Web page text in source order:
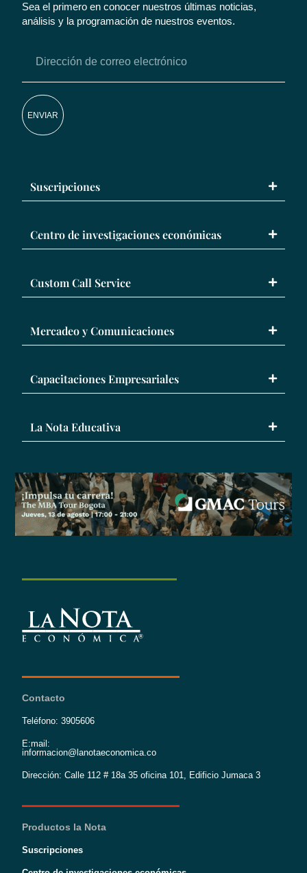
Sea el primero en conocer nuestros últimas noticias,
análisis y la programación de nuestros eventos.
ENVIAR
Suscripciones
Centro de investigaciones económicas
Custom Call Service
Mercadeo y Comunicaciones
Capacitaciones Empresariales
La Nota Educativa
Contacto
Teléfono: 3905606
E:mail:
informacion@lanotaeconomica.co
Dirección: Calle 112 # 18a 35 oficina 101, Edificio Jumaca 3
Productos la Nota
Suscripciones